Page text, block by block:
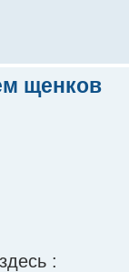
щенков
: